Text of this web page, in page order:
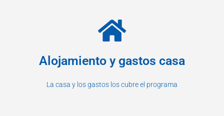
Alojamiento y gastos casa
La casa y los gastos los cubre el programa